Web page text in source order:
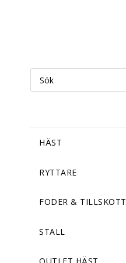
HÄST
RYTTARE
FODER & TILLSKOTT
STALL